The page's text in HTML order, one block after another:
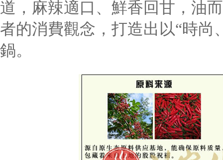
道，麻辣適口、鮮香回甘，油
者的消費觀念，打造出以“時尚
鍋。